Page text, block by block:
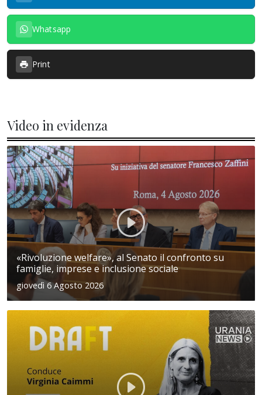
Whatsapp
Print
Video in evidenza
«Rivoluzione welfare», al Senato il confronto su
famiglie, imprese e inclusione sociale
giovedì 6 Agosto 2026